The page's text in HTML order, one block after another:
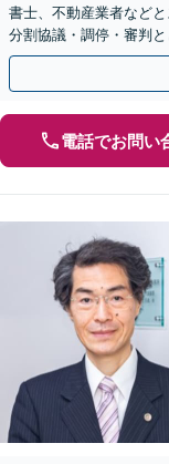
書士、不動産業者など
分割協議・調停・審判
対応しております【休
電話でお問い